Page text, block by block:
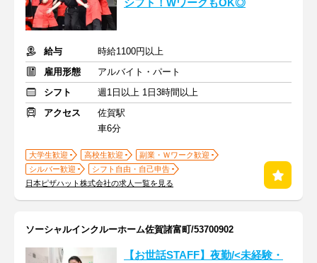
シフト！WワークもOK◎
給与
時給1100円以上
雇用形態
アルバイト・パート
シフト
週1日以上 1日3時間以上
アクセス
佐賀駅
車6分
大学生歓迎 高校生歓迎
副業・Ｗワーク歓迎
シルバー歓迎
シフト自由・自己申告
日本ピザハット株式会社の求人一覧を見る
ソーシャルインクルーホーム佐賀諸富町/53700902
【お世話STAFF】夜勤/<未経験・